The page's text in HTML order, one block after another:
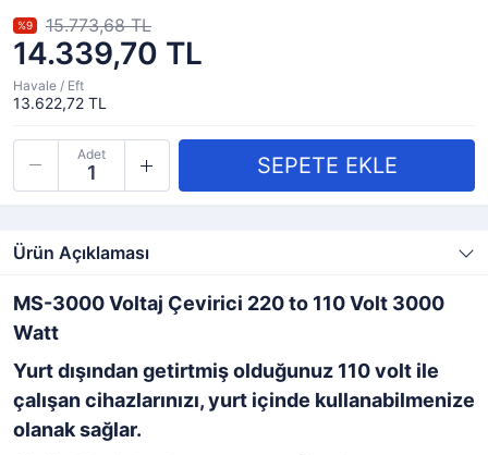
14.339,70 TL
%9 15.773,68 TL
Havale / Eft
13.622,72 TL
Adet
Ürün Açıklaması
MS-3000 Voltaj Çevirici 220 to 110 Volt 3000
Watt
Yurt dışından getirtmiş olduğunuz 110 volt ile
çalışan cihazlarınızı, yurt içinde kullanabilmenize
olanak sağlar.